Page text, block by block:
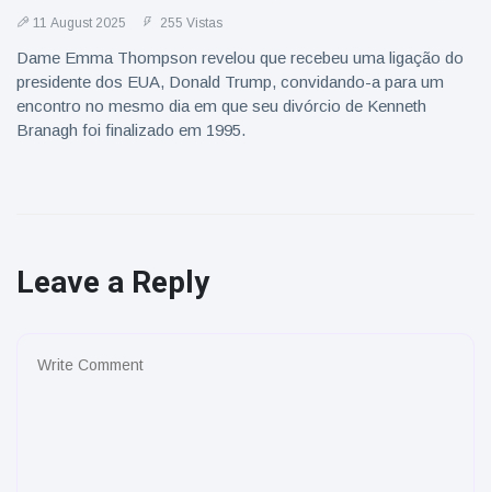
11 August 2025 255 Vistas
Dame Emma Thompson revelou que recebeu uma ligação do
presidente dos EUA, Donald Trump, convidando-a para um
encontro no mesmo dia em que seu divórcio de Kenneth
Branagh foi finalizado em 1995.
Leave a Reply